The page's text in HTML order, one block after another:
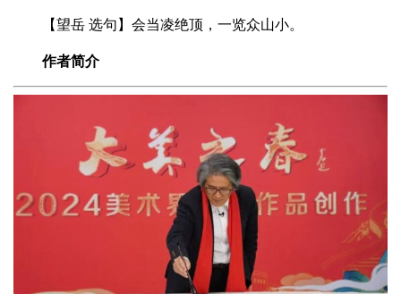
【望岳 选句】会当凌绝顶，一览众山小。‌
作者简介